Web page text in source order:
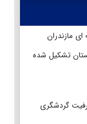
گمرگ لرستان تشکیل شده
گردشگری